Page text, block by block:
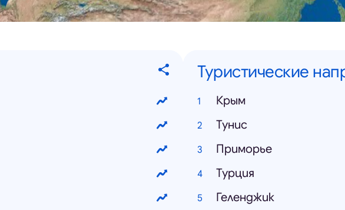
Туристические
Крым
Тунис
Приморье
Турция
Геленджик